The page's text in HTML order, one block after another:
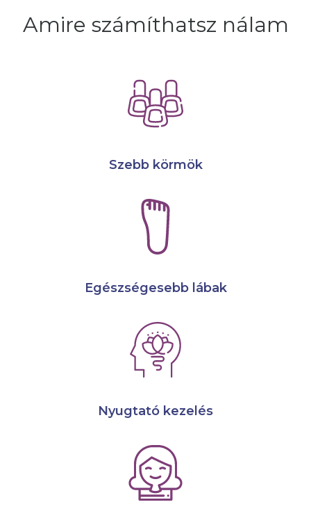
Amire számíthatsz nálam
Szebb körmök
Egészségesebb lábak
Nyugtató kezelés